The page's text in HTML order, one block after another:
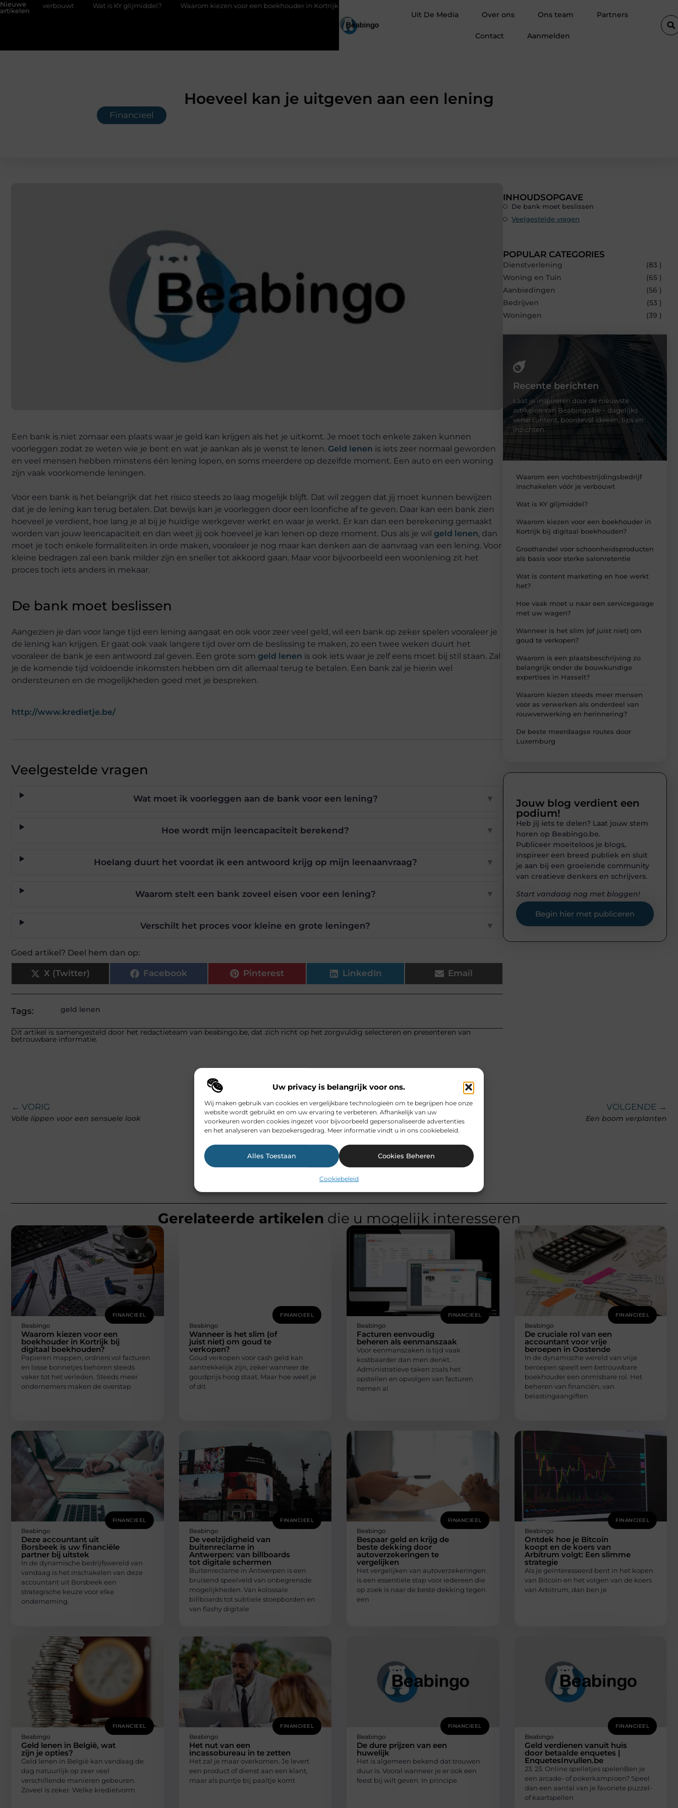
Uw privacy is belangrijk voor ons.
Wij maken gebruik van cookies en vergelijkbare technologieën om te begrijpen hoe onze
website wordt gebruikt en om uw ervaring te verbeteren. Afhankelijk van uw
voorkeuren worden cookies ingezet voor bijvoorbeeld gepersonaliseerde advertenties
en het analyseren van bezoekersgedrag. Meer informatie vindt u in ons cookiebeleid.
Alles Toestaan Cookies Beheren
Cookiebeleid
Nieuwe
artikelen
Wat is KY glijmiddel? Waarom kiezen voor een boekhouder in Kortrijk bij digitaal boekhouden?
Uit De Media Over ons Ons team Partners
Contact Aanmelden
Hoeveel kan je uitgeven aan een lening
Financieel
Een bank is niet zomaar een plaats waar je geld kan krijgen als het je uitkomt. Je moet toch enkele zaken kunnen
voorleggen zodat ze weten wie je bent en wat je aankan als je wenst te lenen. Geld lenen is iets zeer normaal geworden
en veel mensen hebben minstens één lening lopen, en soms meerdere op dezelfde moment. Een auto en een woning
zijn vaak voorkomende leningen.
Voor een bank is het belangrijk dat het risico steeds zo laag mogelijk blijft. Dat wil zeggen dat jij moet kunnen bewijzen
dat je de lening kan terug betalen. Dat bewijs kan je voorleggen door een loonfiche af te geven. Daar kan een bank zien
hoeveel je verdient, hoe lang je al bij je huidige werkgever werkt en waar je werkt. Er kan dan een berekening gemaakt
worden van jouw leencapaciteit en dan weet jij ook hoeveel je kan lenen op deze moment. Dus als je wil geld lenen, dan
moet je toch enkele formaliteiten in orde maken, vooraleer je nog maar kan denken aan de aanvraag van een lening. Voor
kleine bedragen zal een bank milder zijn en sneller tot akkoord gaan. Maar voor bijvoorbeeld een woonlening zit het
proces toch iets anders in mekaar.
De bank moet beslissen
Aangezien je dan voor lange tijd een lening aangaat en ook voor zeer veel geld, wil een bank op zeker spelen vooraleer je
de lening kan krijgen. Er gaat ook vaak langere tijd over om de beslissing te maken, zo een twee weken duurt het
vooraleer de bank je een antwoord zal geven. Een grote som geld lenen is ook iets waar je zelf eens moet bij stil staan. Zal
je de komende tijd voldoende inkomsten hebben om dit allemaal terug te betalen. Een bank zal je hierin wel
ondersteunen en de mogelijkheden goed met je bespreken.
http://www.kredietje.be/
Veelgestelde vragen
Wat moet ik voorleggen aan de bank voor een lening? ▼
Hoe wordt mijn leencapaciteit berekend? ▼
Hoelang duurt het voordat ik een antwoord krijg op mijn leenaanvraag? ▼
Waarom stelt een bank zoveel eisen voor een lening? ▼
Verschilt het proces voor kleine en grote leningen? ▼
Goed artikel? Deel hem dan op:
X (Twitter) Facebook Pinterest LinkedIn Email
Tags: geld lenen
Dit artikel is samengesteld door het redactieteam van beabingo.be, dat zich richt op het zorgvuldig selecteren en presenteren van
betrouwbare informatie.
INHOUDSOPGAVE
De bank moet beslissen
Veelgestelde vragen
POPULAR CATEGORIES
Dienstverlening
(83 )
Woning en Tuin
(65 )
Aanbiedingen
(56 )
Bedrijven
(53 )
Woningen
(39 )
Recente berichten
Laat je inspireren door de nieuwste
artikelen van Beabingo.be – dagelijks
verse content, boordevol ideeën, tips en
inzichten.
Waarom een vochtbestrijdingsbedrijf
inschakelen vóór je verbouwt
Wat is KY glijmiddel?
Waarom kiezen voor een boekhouder in
Kortrijk bij digitaal boekhouden?
Groothandel voor schoonheidsproducten
als basis voor sterke salonretentie
Wat is content marketing en hoe werkt
het?
Hoe vaak moet u naar een servicegarage
met uw wagen?
Wanneer is het slim (of juist niet) om
goud te verkopen?
Waarom is een plaatsbeschrijving zo
belangrijk onder de bouwkundige
expertises in Hasselt?
Waarom kiezen steeds meer mensen
voor as verwerken als onderdeel van
rouwverwerking en herinnering?
De beste meerdaagse routes door
Luxemburg
Jouw blog verdient een
podium!
Heb jij iets te delen? Laat jouw stem
horen op Beabingo.be.
Publiceer moeiteloos je blogs,
inspireer een breed publiek en sluit
je aan bij een groeiende community
van creatieve denkers en schrijvers.
Start vandaag nog met bloggen!
Begin hier met publiceren
← VORIG
Volle lippen voor een sensuele look
VOLGENDE →
Een boom verplanten
Gerelateerde artikelen die u mogelijk interesseren
FINANCIEEL
Beabingo
Waarom kiezen voor een
boekhouder in Kortrijk bij
digitaal boekhouden?
Papieren mappen, ordners vol facturen
en losse bonnetjes behoren steeds
vaker tot het verleden. Steeds meer
ondernemers maken de overstap
FINANCIEEL
Beabingo
Wanneer is het slim (of
juist niet) om goud te
verkopen?
Goud verkopen voor cash geld kan
aantrekkelijk zijn, zeker wanneer de
goudprijs hoog staat. Maar hoe weet je
of dit
FINANCIEEL
Beabingo
Facturen eenvoudig
beheren als eenmanszaak
Voor eenmanszaken is tijd vaak
kostbaarder dan men denkt.
Administratieve taken zoals het
opstellen en opvolgen van facturen
nemen al
FINANCIEEL
Beabingo
De cruciale rol van een
accountant voor vrije
beroepen in Oostende
In de dynamische wereld van vrije
beroepen speelt een betrouwbare
boekhouder een onmisbare rol. Het
beheren van financiën, van
belastingaangiften
FINANCIEEL
Beabingo
Deze accountant uit
Borsbeek is uw financiële
partner bij uitstek
In de dynamische bedrijfswereld van
vandaag is het inschakelen van deze
accountant uit Borsbeek een
strategische keuze voor elke
onderneming.
FINANCIEEL
Beabingo
De veelzijdigheid van
buitenreclame in
Antwerpen: van billboards
tot digitale schermen
Buitenreclame in Antwerpen is een
bruisend speelveld van onbegrensde
mogelijkheden. Van kolossale
billboards tot subtiele stoepborden en
van flashy digitale
FINANCIEEL
Beabingo
Bespaar geld en krijg de
beste dekking door
autoverzekeringen te
vergelijken
Het vergelijken van autoverzekeringen
is een essentiële stap voor iedereen die
op zoek is naar de beste dekking tegen
een
FINANCIEEL
Beabingo
Ontdek hoe je Bitcoin
koopt en de koers van
Arbitrum volgt: Een slimme
strategie
Als je geïnteresseerd bent in het kopen
van Bitcoin en het volgen van de koers
van Arbitrum, dan ben je
FINANCIEEL
Beabingo
Geld lenen in België, wat
zijn je opties?
Geld lenen in België kan vandaag de
dag natuurlijk op zeer veel
verschillende manieren gebeuren.
Zoveel is zeker. Welke kredietvorm
FINANCIEEL
Beabingo
Het nut van een
incassobureau in te zetten
Het zal je maar overkomen. Je levert
een product of dienst aan een klant,
maar als puntje bij paaltje komt
FINANCIEEL
Beabingo
De dure prijzen van een
huwelijk
Het is algemeen bekend dat trouwen
duur is. Vooral wanneer je er ook een
feest bij wilt geven. In principe
FINANCIEEL
Beabingo
Geld verdienen vanuit huis
door betaalde enquetes |
EnquetesInvullen.be
23. 23. Online spelletjes spelenBen je
een arcade- of pokerkampioen? Speel
dan een aantal van je favoriete puzzel-
of kaartspellen